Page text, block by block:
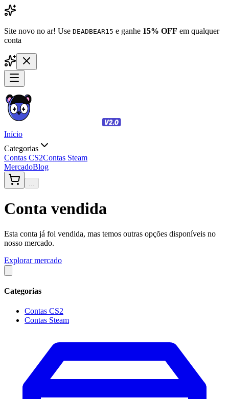
Site novo no ar! Use DEADBEAR15 e ganhe 15% OFF em qualquer
conta
Início
Categorias
Contas CS2Contas Steam
MercadoBlog
...
Conta vendida
Esta conta já foi vendida, mas temos outras opções disponíveis no
nosso mercado.
Explorar mercado
Categorias
Contas CS2
Contas Steam